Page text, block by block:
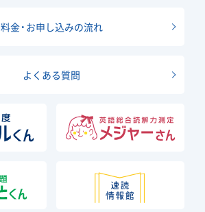
料金・お申し込みの流れ
よくある質問